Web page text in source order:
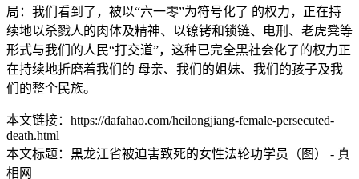
局：我们看到了，被以“六一零”为符号化了 的权力，正在持
续地以杀戮人的肉体及精神、以镣铐和锁链、电刑、老虎凳等
形式与我们的人民“打交道”，这种已完全黑社会化了的权力正
在持续地折磨着我们的 母亲、我们的姐妹、我们的孩子及我
们的整个民族。
本文链接：https://dafahao.com/heilongjiang-female-persecuted-
death.html
本文标题：黑龙江省被迫害致死的女性法轮功学员（图） - 真
相网